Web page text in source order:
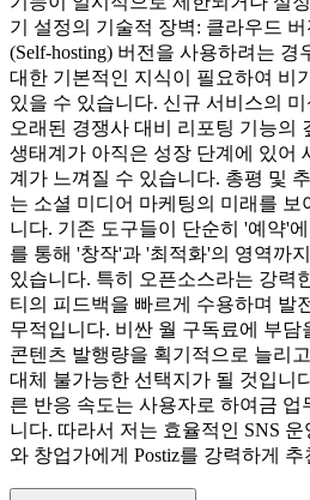
기 설정의 기술적 장벽: 클라우드
(Self-hosting) 버전을 사용하려는 경
대한 기본적인 지식이 필요하여 비
있을 수 있습니다. 신규 서비스의
오래된 경쟁사 대비 리포팅 기능의
생태계가 아직은 성장 단계에 있어
계가 느껴질 수 있습니다. 총평 및
는 소셜 미디어 마케팅의 미래를 보
니다. 기존 도구들이 단순히 '예약'
를 통해 '창작'과 '최적화'의 영역까
있습니다. 특히 오픈소스라는 강력
티의 피드백을 빠르게 수용하며 발
무적입니다. 비싼 월 구독료에 부담
콘텐츠 발행량을 획기적으로 늘리
대체 불가능한 선택지가 될 것입니
른 반응 속도는 사용자로 하여금
니다. 따라서 저는 효율적인 SNS
와 창업가에게 Postiz를 강력하게 추